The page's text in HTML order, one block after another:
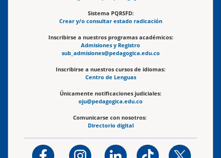
Sistema PQRSFD:
Crear y/o consultar estado radicación
Inscribirse a nuestros programas académicos:
Admisiones y Registro
sub_admisiones@pedagogica.edu.co
Inscribirse a nuestros cursos de idiomas:
Centro de Lenguas
Únicamente notificaciones judiciales:
oju@pedagogica.edu.co
Comunicarse con nosotros:
Directorio digital